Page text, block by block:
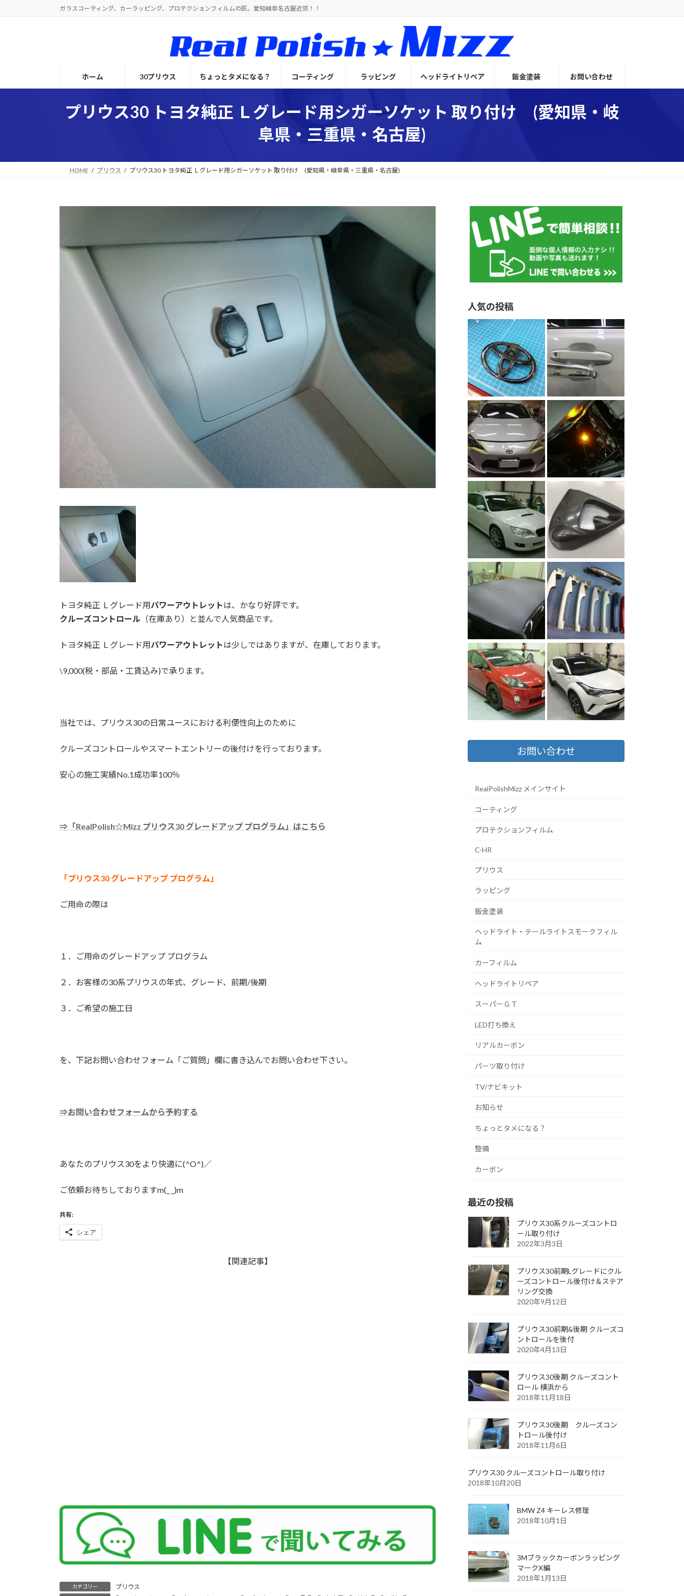
キ
に
ガラスコーティング、カーラッピング、プロテクションフィルムの匠。愛知岐阜名古屋近郊！！
ホーム 30プリウス ちょっとタメになる？ コーティング ラッピング ヘッドライトリペア 鈑金塗装 お問い合わせ
プリウス30 トヨタ純正 Ｌグレード用シガーソケット 取り付け (愛知県・岐
阜県・三重県・名古屋)
HOME プリウス プリウス30 トヨタ純正 Ｌグレード用シガーソケット 取り付け (愛知県・岐阜県・三重県・名古屋)
トヨタ純正 Ｌグレード用パワーアウトレットは、かなり好評です。
クルーズコントロール （在庫あり）と並んで人気商品です。
トヨタ純正 Ｌグレード用パワーアウトレットは少しではありますが、在庫しております。
\9,000(税・部品・工賃込み)で承ります。
当社では、プリウス30の日常ユースにおける利便性向上のために
クルーズコントロールやスマートエントリーの後付けを行っております。
安心の施工実績No.1成功率100％
⇒「RealPolish☆Mizz プリウス30 グレードアップ プログラム」はこちら
「プリウス30 グレードアップ プログラム」
ご用命の際は
１．ご用命のグレードアップ プログラム
２．お客様の30系プリウスの年式、グレード、前期/後期
３．ご希望の施工日
を、下記お問い合わせフォーム「ご質問」欄に書き込んでお問い合わせ下さい。
⇒お問い合わせフォームから予約する
あなたのプリウス30をより快適に(^O^)／
ご依頼お待ちしておりますm(_ _)m
共有:
シェア
【関連記事】
カテゴリー プリウス
人気の投稿
お問い合わせ
RealPolishMizz メインサイト
コーティング
プロテクションフィルム
C-HR
プリウス
ラッピング
鈑金塗装
ヘッドライト・テールライトスモークフィル
ム
カーフィルム
ヘッドライトリペア
スーパーＧＴ
LED打ち換え
リアルカーボン
パーツ取り付け
TV/ナビキット
お知らせ
ちょっとタメになる？
整備
カーボン
最近の投稿
プリウス30系クルーズコントロ
ール取り付け
2022年3月3日
プリウス30前期Lグレードにクル
ーズコントロール後付け＆ステア
リング交換
2020年9月12日
プリウス30前期&後期 クルーズコ
ントロールを後付
2020年4月13日
プリウス30後期 クルーズコント
ロール 横浜から
2018年11月18日
プリウス30後期 クルーズコン
トロール後付け
2018年11月6日
プリウス30 クルーズコントロール取り付け
2018年10月20日
BMW Z4 キーレス修理
2018年10月1日
3Mブラックカーボンラッピング
マークX編
2018年1月13日